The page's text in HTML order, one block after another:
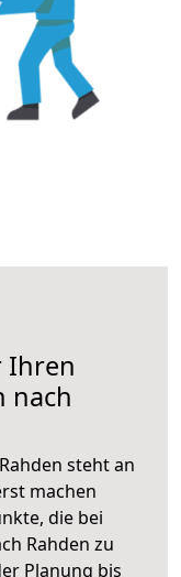
Ihren
nach
steht an
machen
die bei
Rahden zu
Planung bis